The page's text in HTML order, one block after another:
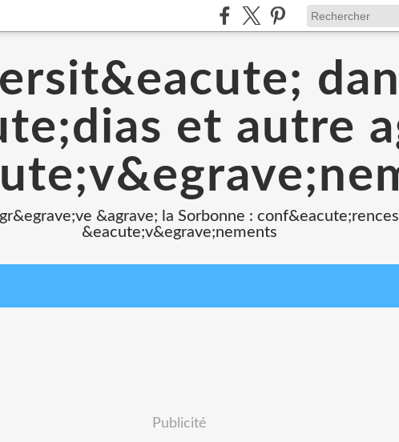
et autre
&agrave; la Sorbonne :
&eacute;v&egrave;nements
Publicité